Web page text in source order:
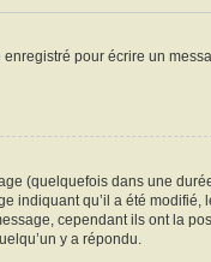
pour écrire un
(quelquefois dans une
indiquant qu’il a été modifié,
cependant ils ont la
y a répondu.